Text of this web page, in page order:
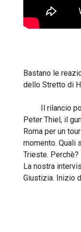
Bastano le
dello Stretto di
Il rilancio
Peter Thiel, il
Roma per un
momento. Quali
Trieste. Perchè?
La nostra
Giustizia. Inizio